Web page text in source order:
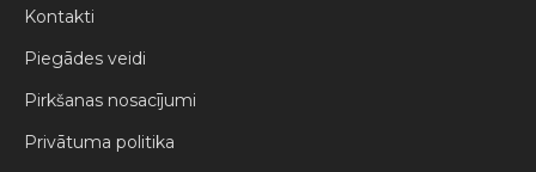
Kontakti
Piegādes veidi
Pirkšanas nosacījumi
Privātuma politika